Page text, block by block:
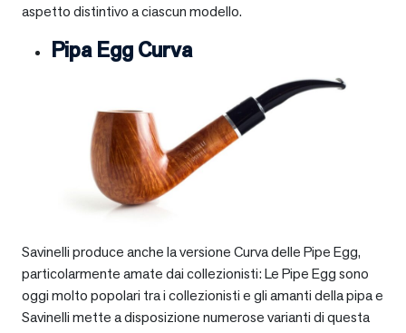
aspetto distintivo a ciascun modello.
Pipa Egg Curva
Savinelli produce anche la versione Curva delle Pipe Egg,
particolarmente amate dai collezionisti: Le Pipe Egg sono
oggi molto popolari tra i collezionisti e gli amanti della pipa e
Savinelli mette a disposizione numerose varianti di questa